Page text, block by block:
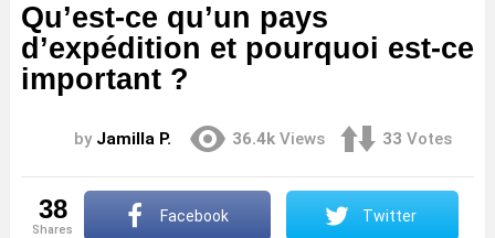
Qu’est-ce qu’un pays
d’expédition et pourquoi est-ce
important ?
by Jamilla P. 36.4k Views 33 Votes
38
shares
Facebook Twitter